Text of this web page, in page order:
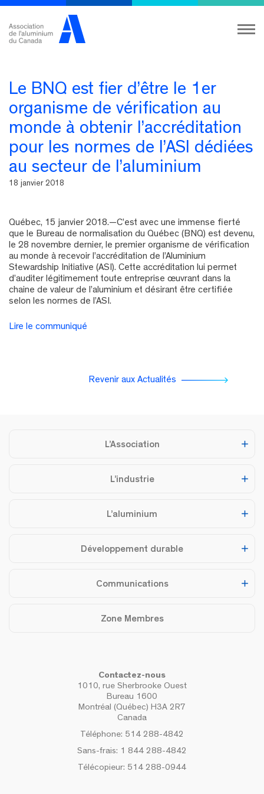
Le BNQ est fier d’être le 1er
organisme de vérification au
monde à obtenir l’accréditation
pour les normes de l’ASI dédiées
au secteur de l’aluminium
18 janvier 2018
Québec, 15 janvier 2018.—C’est avec une immense fierté
que le Bureau de normalisation du Québec (BNQ) est devenu,
le 28 novembre dernier, le premier organisme de vérification
au monde à recevoir l’accréditation de l’Aluminium
Stewardship Initiative (ASI). Cette accréditation lui permet
d’auditer légitimement toute entreprise œuvrant dans la
chaine de valeur de l’aluminium et désirant être certifiée
selon les normes de l’ASI.
Lire le communiqué
Revenir aux Actualités
L’Association
L’industrie
L’aluminium
Développement durable
Communications
Zone Membres
Contactez-nous
1010, rue Sherbrooke Ouest
Bureau 1600
Montréal (Québec) H3A 2R7
Canada
Téléphone: 514 288-4842
Sans-frais: 1 844 288-4842
Télécopieur: 514 288-0944